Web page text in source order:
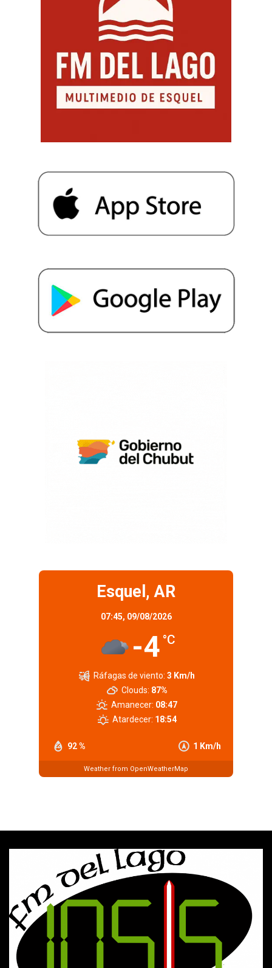
Esquel, AR
07:45, 09/08/2026
-4 °C
92 % 1 Km/h
Ráfagas de viento: 3 Km/h
Clouds: 87%
Amanecer: 08:47
Atardecer: 18:54
Weather from OpenWeatherMap